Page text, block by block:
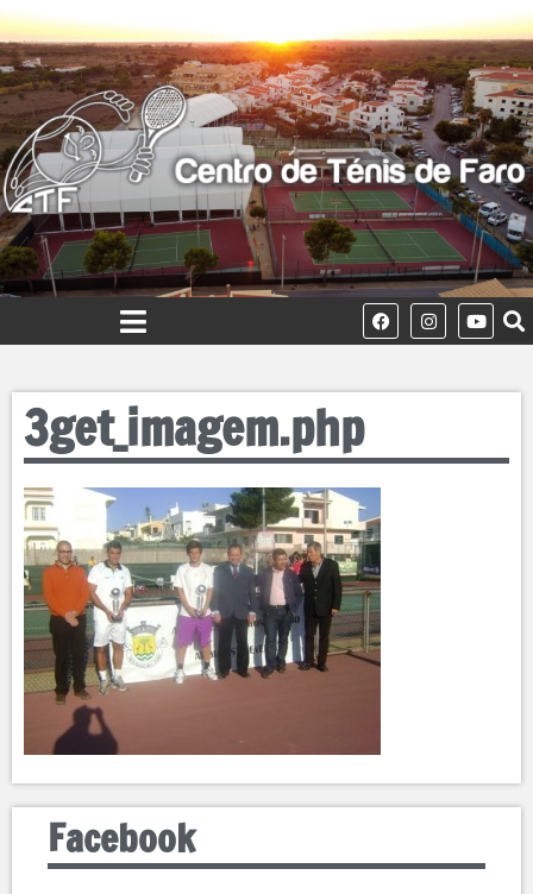
3get_imagem.php
Facebook